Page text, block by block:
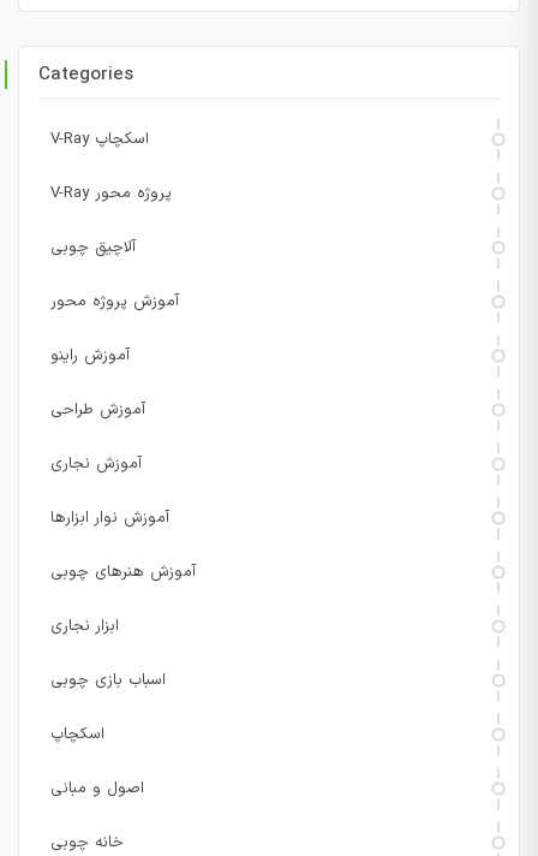
Categories
V-Ray اسکچاپ
V-Ray پروژه محور
آلاچیق چوبی
آموزش پروژه محور
آموزش راینو
آموزش طراحی
آموزش نجاری
آموزش نوار ابزارها
آموزش هنرهای چوبی
ابزار نجاری
اسباب بازی چوبی
اسکچاپ
اصول و مبانی
خانه چوبی